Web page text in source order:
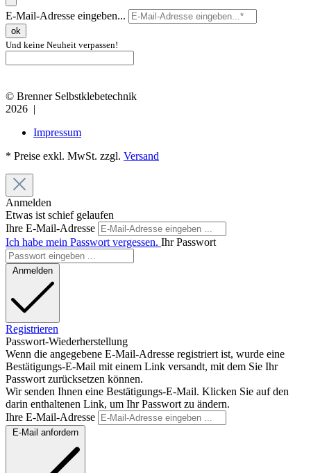
E-Mail-Adresse eingeben...
ok
Und keine Neuheit verpassen!
© Brenner Selbstklebetechnik
2026 |
Impressum
* Preise exkl. MwSt. zzgl. Versand
Anmelden
Etwas ist schief gelaufen
Ihre E-Mail-Adresse
Ich habe mein Passwort vergessen. Ihr Passwort
Anmelden
Registrieren
Passwort-Wiederherstellung
Wenn die angegebene E-Mail-Adresse registriert ist, wurde eine
Bestätigungs-E-Mail mit einem Link versandt, mit dem Sie Ihr
Passwort zurücksetzen können.
Wir senden Ihnen eine Bestätigungs-E-Mail. Klicken Sie auf den
darin enthaltenen Link, um Ihr Passwort zu ändern.
Ihre E-Mail-Adresse
E-Mail anfordern